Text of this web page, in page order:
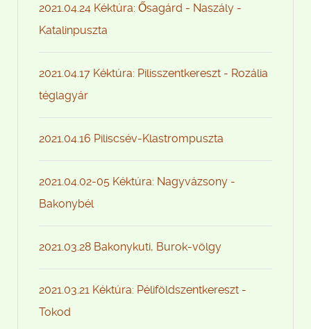
2021.04.24 Kéktúra: Ősagárd - Naszály -
Katalinpuszta
2021.04.17 Kéktúra: Pilisszentkereszt - Rozália
téglagyár
2021.04.16 Piliscsév-Klastrompuszta
2021.04.02-05 Kéktúra: Nagyvázsony -
Bakonybél
2021.03.28 Bakonykuti, Burok-völgy
2021.03.21 Kéktúra: Péliföldszentkereszt -
Tokod